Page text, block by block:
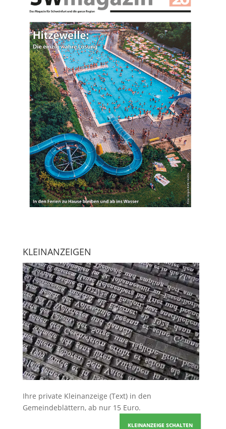
KLEINANZEIGEN
Ihre private Kleinanzeige (Text) in den
Gemeindeblättern, ab nur 15 Euro.
KLEINANZEIGE SCHALTEN